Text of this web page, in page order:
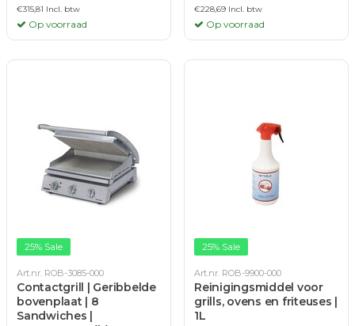
€315,81 Incl. btw
Op voorraad
€228,69 Incl. btw
Op voorraad
25% Sale
Art.nr. ROB-3085-000
Contactgrill | Geribbelde
bovenplaat | 8
Sandwiches |
25% Sale
Art.nr. ROB-9900-000
Reinigingsmiddel voor
grills, ovens en friteuses |
1L